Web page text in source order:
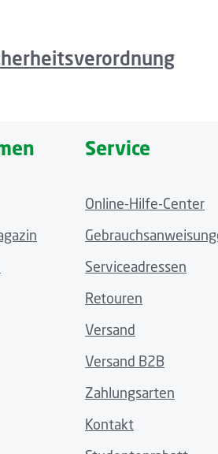
Service
Online-Hilfe-Center
Serviceadressen
Retouren
Versand
Versand B2B
Zahlungsarten
Kontakt